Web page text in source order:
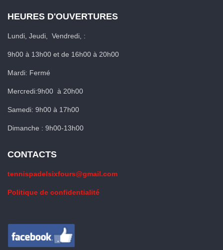
HEURES D'OUVERTURES
Lundi, Jeudi, Vendredi, :
9h00 à 13h00 et de 16h00 à 20h00
Mardi: Fermé
Mercredi:9h00 à 20h00
Samedi: 9h00 à 17h00
Dimanche : 9h00-13h00
CONTACTS
tennispadelsixfours@gmail.com
Politique de confidentialité